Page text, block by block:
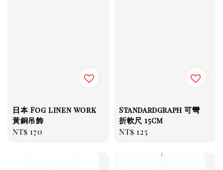
日本 Fog linen work
黃銅吊飾
Regular
NT$ 170
Standardgraph 可彎
折軟尺 15cm
Regular
NT$ 125